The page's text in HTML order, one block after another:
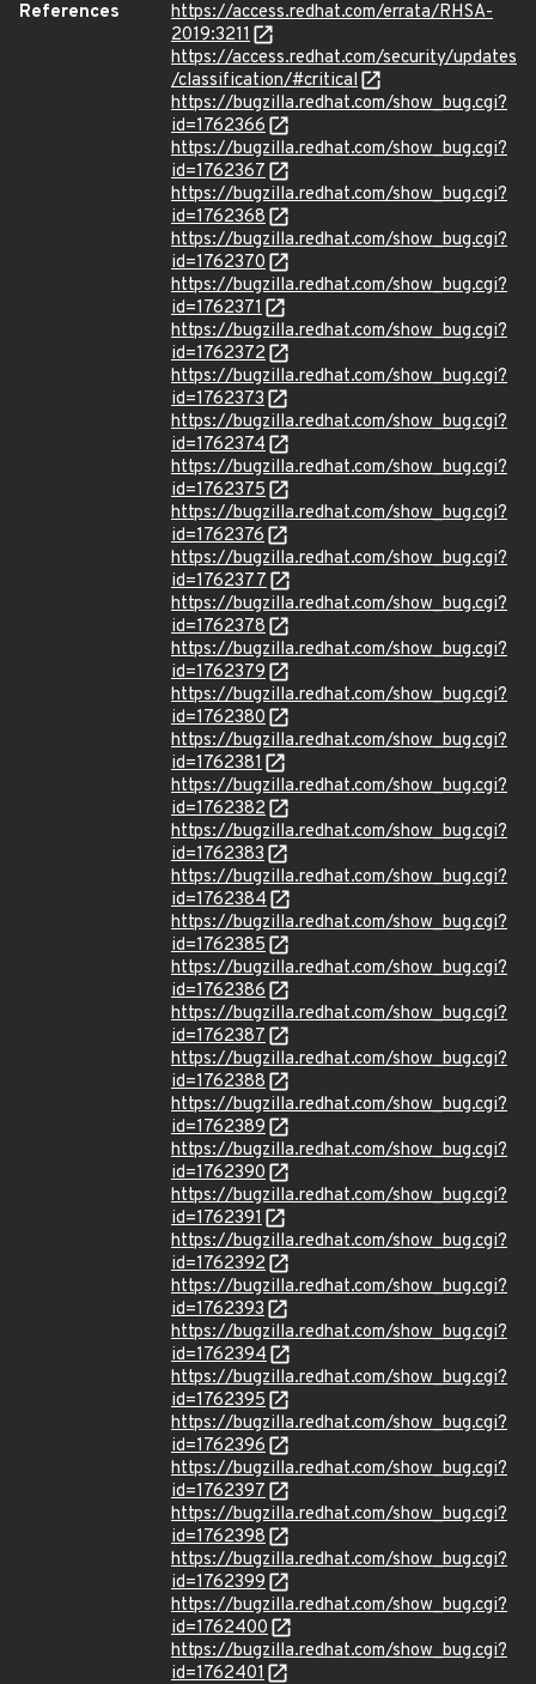
References
https://access.redhat.com/errata/RHSA-
2019:3211
https://access.redhat.com/security/updates
/classification/#critical
https://bugzilla.redhat.com/show_bug.cgi?
id=1762366
https://bugzilla.redhat.com/show_bug.cgi?
id=1762367
https://bugzilla.redhat.com/show_bug.cgi?
id=1762368
https://bugzilla.redhat.com/show_bug.cgi?
id=1762370
https://bugzilla.redhat.com/show_bug.cgi?
id=1762371
https://bugzilla.redhat.com/show_bug.cgi?
id=1762372
https://bugzilla.redhat.com/show_bug.cgi?
id=1762373
https://bugzilla.redhat.com/show_bug.cgi?
id=1762374
https://bugzilla.redhat.com/show_bug.cgi?
id=1762375
https://bugzilla.redhat.com/show_bug.cgi?
id=1762376
https://bugzilla.redhat.com/show_bug.cgi?
id=1762377
https://bugzilla.redhat.com/show_bug.cgi?
id=1762378
https://bugzilla.redhat.com/show_bug.cgi?
id=1762379
https://bugzilla.redhat.com/show_bug.cgi?
id=1762380
https://bugzilla.redhat.com/show_bug.cgi?
id=1762381
https://bugzilla.redhat.com/show_bug.cgi?
id=1762382
https://bugzilla.redhat.com/show_bug.cgi?
id=1762383
https://bugzilla.redhat.com/show_bug.cgi?
id=1762384
https://bugzilla.redhat.com/show_bug.cgi?
id=1762385
https://bugzilla.redhat.com/show_bug.cgi?
id=1762386
https://bugzilla.redhat.com/show_bug.cgi?
id=1762387
https://bugzilla.redhat.com/show_bug.cgi?
id=1762388
https://bugzilla.redhat.com/show_bug.cgi?
id=1762389
https://bugzilla.redhat.com/show_bug.cgi?
id=1762390
https://bugzilla.redhat.com/show_bug.cgi?
id=1762391
https://bugzilla.redhat.com/show_bug.cgi?
id=1762392
https://bugzilla.redhat.com/show_bug.cgi?
id=1762393
https://bugzilla.redhat.com/show_bug.cgi?
id=1762394
https://bugzilla.redhat.com/show_bug.cgi?
id=1762395
https://bugzilla.redhat.com/show_bug.cgi?
id=1762396
https://bugzilla.redhat.com/show_bug.cgi?
id=1762397
https://bugzilla.redhat.com/show_bug.cgi?
id=1762398
https://bugzilla.redhat.com/show_bug.cgi?
id=1762399
https://bugzilla.redhat.com/show_bug.cgi?
id=1762400
https://bugzilla.redhat.com/show_bug.cgi?
id=1762401